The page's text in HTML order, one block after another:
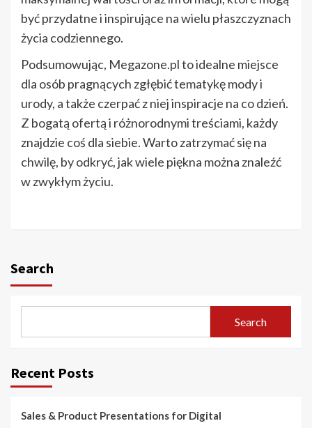
być przydatne i inspirujące na wielu płaszczyznach
życia codziennego.
Podsumowując, Megazone.pl to idealne miejsce
dla osób pragnących zgłębić tematykę mody i
urody, a także czerpać z niej inspiracje na co dzień.
Z bogatą ofertą i różnorodnymi treściami, każdy
znajdzie coś dla siebie. Warto zatrzymać się na
chwilę, by odkryć, jak wiele piękna można znaleźć
w zwykłym życiu.
Search
Search
Recent Posts
Sales & Product Presentations for Digital